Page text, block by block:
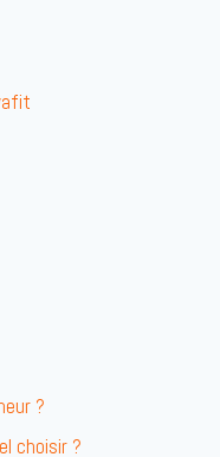
?
choisir ?